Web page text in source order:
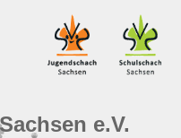
e.V.